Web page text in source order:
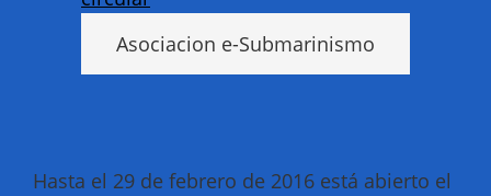
Asociacion e-Submarinismo
Hasta el 29 de febrero de 2016 está abierto el